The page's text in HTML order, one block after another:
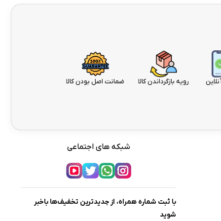
رویه بازگرداندن کالا ضمانت اصل بودن کالا
شبکه های اجتماعی
با ثبت شماره همراه، از جدیدترین تخفیف‌ها باخبر
شوید